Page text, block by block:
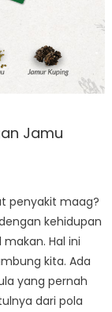
Jamu
penyakit maag?
kehidupan
Hal ini
kita. Ada
yang pernah
dari pola